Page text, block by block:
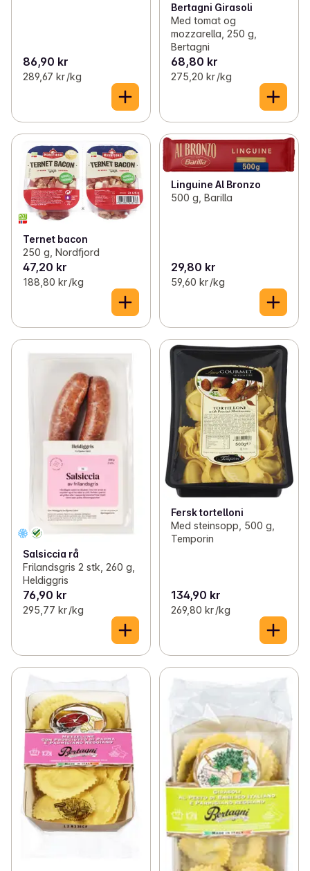
86,90 kr
289,67 kr /kg
Bertagni Girasoli
Med tomat og
mozzarella, 250 g,
Bertagni
68,80 kr
275,20 kr /kg
Ternet bacon
250 g, Nordfjord
47,20 kr
188,80 kr /kg
Linguine Al Bronzo
500 g, Barilla
29,80 kr
59,60 kr /kg
Salsiccia rå
Frilandsgris 2 stk, 260 g,
Heldiggris
76,90 kr
295,77 kr /kg
Fersk tortelloni
Med steinsopp, 500 g,
Temporin
134,90 kr
269,80 kr /kg